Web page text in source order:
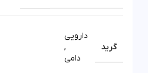
گرید
دارویی
,
دامی